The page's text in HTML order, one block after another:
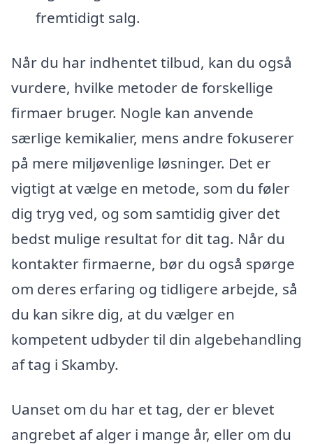
fremtidigt salg.
Når du har indhentet tilbud, kan du også
vurdere, hvilke metoder de forskellige
firmaer bruger. Nogle kan anvende
særlige kemikalier, mens andre fokuserer
på mere miljøvenlige løsninger. Det er
vigtigt at vælge en metode, som du føler
dig tryg ved, og som samtidig giver det
bedst mulige resultat for dit tag. Når du
kontakter firmaerne, bør du også spørge
om deres erfaring og tidligere arbejde, så
du kan sikre dig, at du vælger en
kompetent udbyder til din algebehandling
af tag i Skamby.
Uanset om du har et tag, der er blevet
angrebet af alger i mange år, eller om du